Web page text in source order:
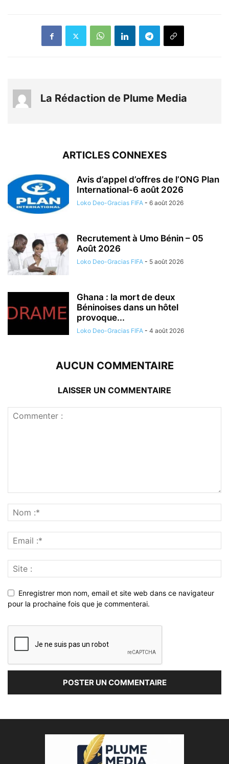
La Rédaction de Plume Media
ARTICLES CONNEXES
Avis d’appel d’offres de l’ONG Plan
International-6 août 2026
Loko Deo-Gracias FIFA - 6 août 2026
Recrutement à Umo Bénin – 05
Août 2026
Loko Deo-Gracias FIFA - 5 août 2026
Ghana : la mort de deux
Béninoises dans un hôtel
provoque...
Loko Deo-Gracias FIFA - 4 août 2026
AUCUN COMMENTAIRE
LAISSER UN COMMENTAIRE
Enregistrer mon nom, email et site web dans ce navigateur
pour la prochaine fois que je commenterai.